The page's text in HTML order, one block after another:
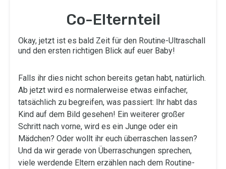
Co-Elternteil
Okay, jetzt ist es bald Zeit für den Routine-Ultraschall
und den ersten richtigen Blick auf euer Baby!
Falls ihr dies nicht schon bereits getan habt, natürlich.
Ab jetzt wird es normalerweise etwas einfacher,
tatsächlich zu begreifen, was passiert: Ihr habt das
Kind auf dem Bild gesehen! Ein weiterer großer
Schritt nach vorne, wird es ein Junge oder ein
Mädchen? Oder wollt ihr euch überraschen lassen?
Und da wir gerade von Überraschungen sprechen,
viele werdende Eltern erzählen nach dem Routine-